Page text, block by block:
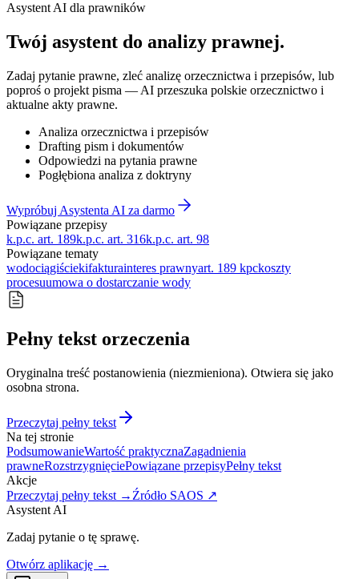
Asystent AI dla prawników
Twój asystent do analizy prawnej.
Zadaj pytanie prawne, zleć analizę orzecznictwa i przepisów, lub
poproś o projekt pisma — AI przeszuka polskie orzecznictwo i
aktualne akty prawne.
Analiza orzecznictwa i przepisów
Drafting pism i dokumentów
Odpowiedzi na pytania prawne
Pogłębiona analiza z doktryny
Wypróbuj Asystenta AI za darmo
Powiązane przepisy
k.p.c. art. 189k.p.c. art. 316k.p.c. art. 98
Powiązane tematy
wodociągiściekifakturainteres prawnyart. 189 kpckoszty
procesuumowa o dostarczanie wody
Pełny tekst orzeczenia
Oryginalna treść postanowienia (niezmieniona). Otwiera się jako
osobna strona.
Przeczytaj pełny tekst
Na tej stronie
PodsumowanieWartość praktycznaZagadnienia
prawneRozstrzygnięciePowiązane przepisyPełny tekst
Akcje
Przeczytaj pełny tekst → Źródło SAOS ↗
Asystent AI
Zadaj pytanie o tę sprawę.
Otwórz aplikację →